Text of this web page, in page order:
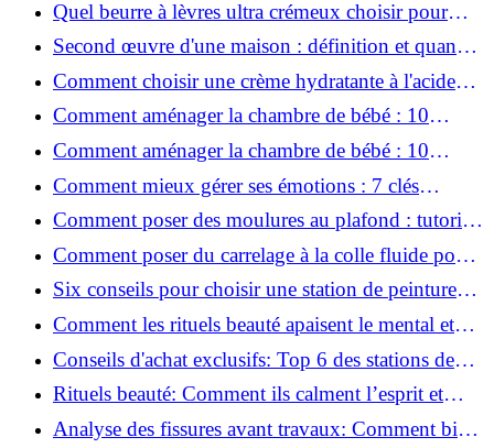
Quel beurre à lèvres ultra crémeux choisir pour
lèvres sèches et gercées?
Second œuvre d'une maison : définition et quand
le réaliser
Comment choisir une crème hydratante à l'acide
hyaluronique et niacinamide ?
Comment aménager la chambre de bébé : 10
conseils sécurité, déco et rangement
Comment aménager la chambre de bébé : 10
conseils sécurité, déco et rangement
Comment mieux gérer ses émotions : 7 clés
pratiques
Comment poser des moulures au plafond : tutoriel
vidéo pas à pas ?
Comment poser du carrelage à la colle fluide pour
un rendu professionnel ?
Six conseils pour choisir une station de peinture
basse pression
Comment les rituels beauté apaisent le mental et
créent des moments pour soi ?
Conseils d'achat exclusifs: Top 6 des stations de
peinture basse pression incontournables!
Rituels beauté: Comment ils calment l’esprit et
chouchoutent votre âme!
Analyse des fissures avant travaux: Comment bien